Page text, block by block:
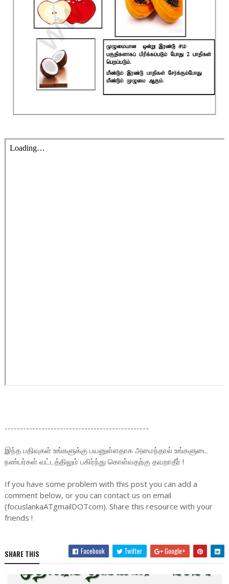
-----------------------------------------------
இந்த பதிவுகள் உங்களுக்கு பயனுள்ளதாக அமைந்தால் உங்களுடை
நண்பர்கள் வட்டத்திலும் பகிர்ந்து கொள்வதற்கு தவறாதீர் !
If you have some problem with this post you can add a
comment below, or you can contact us on email
(focuslankaATgmailDOTcom). Share this resource with your
friends !
SHARE THIS Facebook Twitter Google+